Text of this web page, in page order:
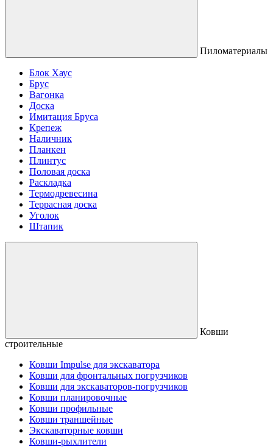
Пиломатериалы
Блок Хаус
Брус
Вагонка
Доска
Имитация Бруса
Крепеж
Наличник
Планкен
Плинтус
Половая доска
Раскладка
Термодревесина
Террасная доска
Уголок
Штапик
Ковши
строительные
Ковши Impulse для экскаватора
Ковши для фронтальных погрузчиков
Ковши для экскаваторов-погрузчиков
Ковши планировочные
Ковши профильные
Ковши траншейные
Экскаваторные ковши
Ковши-рыхлители